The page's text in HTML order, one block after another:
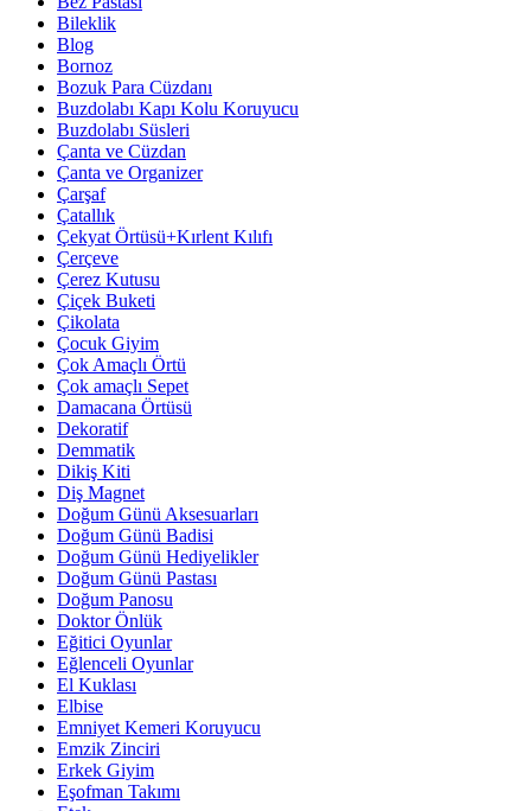
Bileklik
Blog
Bornoz
Bozuk Para Cüzdanı
Buzdolabı Kapı Kolu Koruyucu
Buzdolabı Süsleri
Çanta ve Cüzdan
Çanta ve Organizer
Çarşaf
Çatallık
Çekyat Örtüsü+Kırlent Kılıfı
Çerçeve
Çerez Kutusu
Çiçek Buketi
Çikolata
Çocuk Giyim
Çok Amaçlı Örtü
Çok amaçlı Sepet
Damacana Örtüsü
Dekoratif
Demmatik
Dikiş Kiti
Diş Magnet
Doğum Günü Aksesuarları
Doğum Günü Badisi
Doğum Günü Hediyelikler
Doğum Günü Pastası
Doğum Panosu
Doktor Önlük
Eğitici Oyunlar
Eğlenceli Oyunlar
El Kuklası
Elbise
Emniyet Kemeri Koruyucu
Emzik Zinciri
Erkek Giyim
Eşofman Takımı